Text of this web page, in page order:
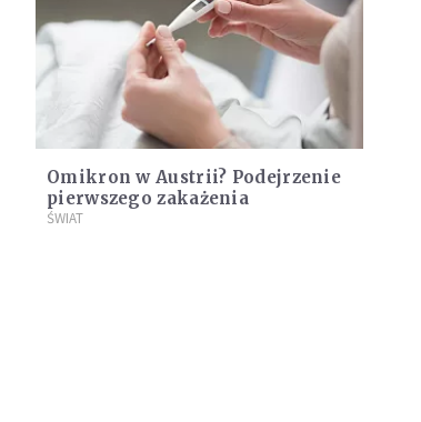
Omikron w Austrii? Podejrzenie
pierwszego zakażenia
ŚWIAT